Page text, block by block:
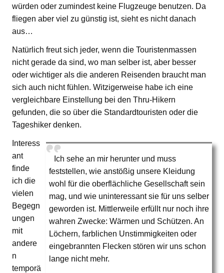
würden oder zumindest keine Flugzeuge benutzen. Da
fliegen aber viel zu günstig ist, sieht es nicht danach
aus…
Natürlich freut sich jeder, wenn die Touristenmassen
nicht gerade da sind, wo man selber ist, aber besser
oder wichtiger als die anderen Reisenden braucht man
sich auch nicht fühlen. Witzigerweise habe ich eine
vergleichbare Einstellung bei den Thru-Hikern
gefunden, die so über die Standardtouristen oder die
Tageshiker denken.
Ich sehe an mir herunter und muss
feststellen, wie anstößig unsere Kleidung
wohl für die oberflächliche Gesellschaft sein
mag, und wie uninteressant sie für uns selber
geworden ist. Mittlerweile erfüllt nur noch ihre
wahren Zwecke: Wärmen und Schützen. An
Löchern, farblichen Unstimmigkeiten oder
eingebrannten Flecken stören wir uns schon
lange nicht mehr.
Interess
ant
finde
ich die
vielen
Begegn
ungen
mit
andere
n
temporä